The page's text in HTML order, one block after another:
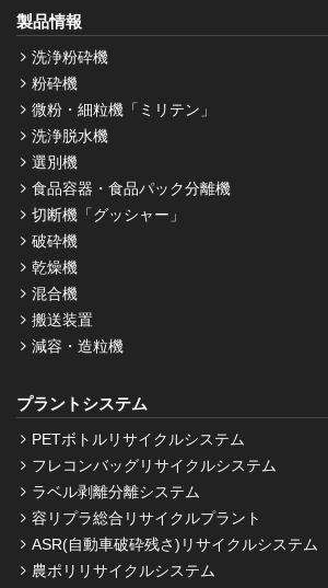
製品情報
洗浄粉砕機
粉砕機
微粉・細粒機「ミリテン」
洗浄脱水機
選別機
食品容器・食品パック分離機
切断機「グッシャー」
破砕機
乾燥機
混合機
搬送装置
減容・造粒機
プラントシステム
PETボトルリサイクルシステム
フレコンバッグリサイクルシステム
ラベル剥離分離システム
容リプラ総合リサイクルプラント
ASR(自動車破砕残さ)リサイクルシステム
農ポリリサイクルシステム